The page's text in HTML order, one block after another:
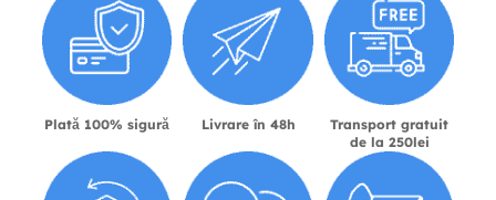
Plată 100% sigură Livrare în 48h
Transport gratuit
de la 250lei